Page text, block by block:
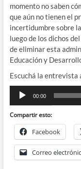
momento no saben
que aún no tienen el
incertidumbre sobre
luego de los dichos
de eliminar esta
Educación y
Escuchá la entrevista
Reproductor
audio
00:00
Compartir esto:
Facebook
Correo